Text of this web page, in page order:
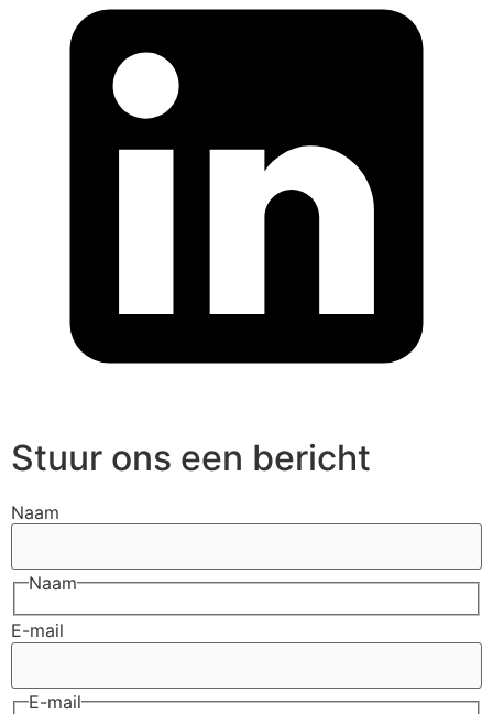
Stuur ons een bericht
Naam
Naam
E-mail
E-mail